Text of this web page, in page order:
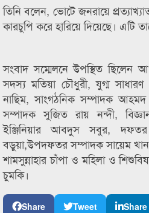
তিনি বলেন, ভোটে জনরায়ে
কারচুপি করে হারিয়ে দিয়েছে। এটি
সংবাদ সম্মেলনে উপস্থিত ছিলেন
সদস্য মতিয়া চৌধুরী, যুগ্ম
নাছিম, সাংগঠনিক সম্পাদক
সম্পাদক সুজিত রায় নন্দী,
ইঞ্জিনিয়ার আবদুস সবুর, দফতর
বড়ুয়া,উপদফতর সম্পাদক সায়েম
শামসুন্নাহার চাঁপা ও মহিলা ও
চুমকি।
Share Tweet Share